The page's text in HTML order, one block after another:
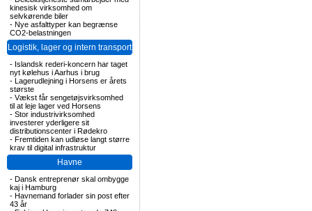
kinesisk virksomhed om
selvkørende biler
- Nye asfalttyper kan begrænse
CO2-belastningen
Logistik, lager og intern transport
- Islandsk rederi-koncern har taget
nyt kølehus i Aarhus i brug
- Lagerudlejning i Horsens er årets
største
- Vækst får sengetøjsvirksomhed
til at leje lager ved Horsens
- Stor industrivirksomhed
investerer yderligere sit
distributionscenter i Rødekro
- Fremtiden kan udløse langt større
krav til digital infrastruktur
Havne
- Dansk entreprenør skal ombygge
kaj i Hamburg
- Havnemand forlader sin post efter
43 år